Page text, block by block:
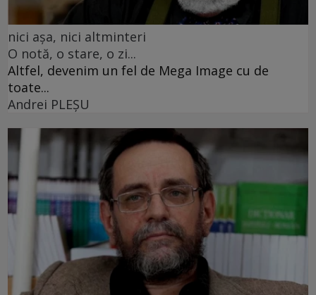
nici așa, nici altminteri
O notă, o stare, o zi...
Altfel, devenim un fel de Mega Image cu de
toate...
Andrei PLEŞU